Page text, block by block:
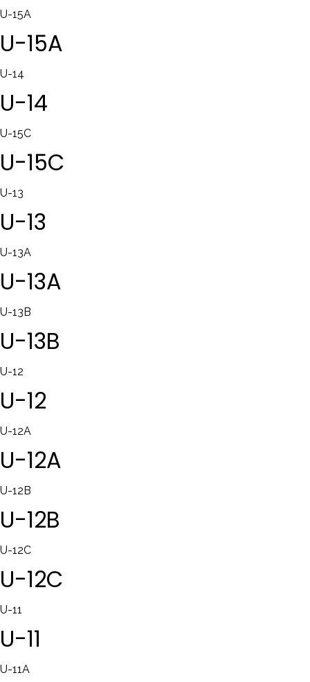
U-15A
U-15A
U-14
U-14
U-15C
U-15C
U-13
U-13
U-13A
U-13A
U-13B
U-13B
U-12
U-12
U-12A
U-12A
U-12B
U-12B
U-12C
U-12C
U-11
U-11
U-11A